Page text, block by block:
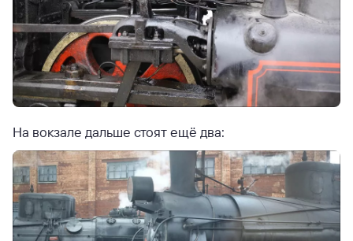
На вокзале дальше стоят ещё два: